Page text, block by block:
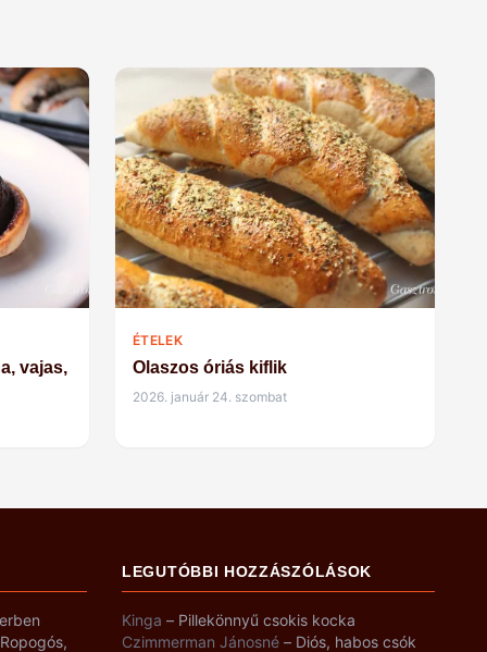
vajas,
ÉTELEK
Olaszos óriás kiflik
2026. január 24. szombat
LEGUTÓBBI HOZZÁSZÓLÁSOK
Kinga – Pillekönnyű csokis kocka
Czimmerman Jánosné – Diós, habos csók